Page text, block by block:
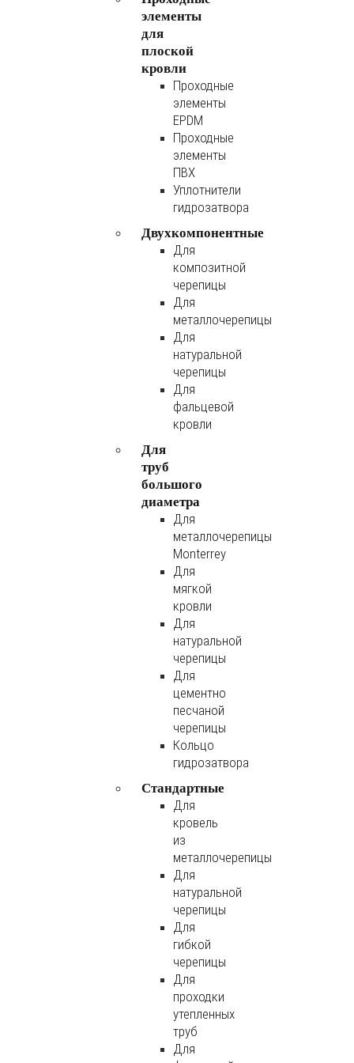
элементы
для
плоской
кровли
Проходные
элементы
EPDM
Проходные
элементы
ПВХ
Уплотнители
гидрозатвора
Двухкомпонентные
Для
композитной
черепицы
Для
металлочерепицы
Для
натуральной
черепицы
Для
фальцевой
кровли
Для
труб
большого
диаметра
Для
металлочерепицы
Monterrey
Для
мягкой
кровли
Для
натуральной
черепицы
Для
цементно
песчаной
черепицы
Кольцо
гидрозатвора
Стандартные
Для
кровель
из
металлочерепицы
Для
натуральной
черепицы
Для
гибкой
черепицы
Для
проходки
утепленных
труб
Для